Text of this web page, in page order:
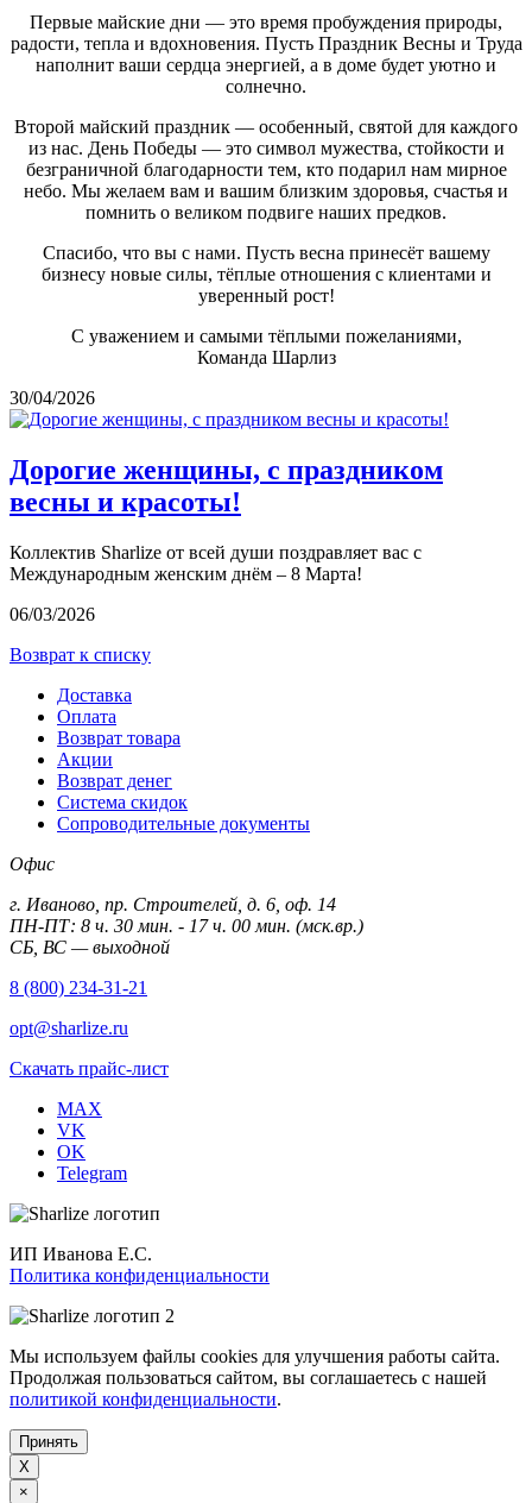
Первые майские дни — это время пробуждения природы,
радости, тепла и вдохновения. Пусть Праздник Весны и Труда
наполнит ваши сердца энергией, а в доме будет уютно и
солнечно.
Второй майский праздник — особенный, святой для каждого
из нас. День Победы — это символ мужества, стойкости и
безграничной благодарности тем, кто подарил нам мирное
небо. Мы желаем вам и вашим близким здоровья, счастья и
помнить о великом подвиге наших предков.
Спасибо, что вы с нами. Пусть весна принесёт вашему
бизнесу новые силы, тёплые отношения с клиентами и
уверенный рост!
С уважением и самыми тёплыми пожеланиями,
Команда Шарлиз
30/04/2026
Дорогие женщины, с праздником
весны и красоты!
Коллектив Sharlize от всей души поздравляет вас с
Международным женским днём – 8 Марта!
06/03/2026
Возврат к списку
Доставка
Оплата
Возврат товара
Акции
Возврат денег
Система скидок
Сопроводительные документы
Офис
г. Иваново, пр. Строителей, д. 6, оф. 14
ПН-ПТ: 8 ч. 30 мин. - 17 ч. 00 мин. (мск.вр.)
СБ, ВС — выходной
8 (800) 234-31-21
opt@sharlize.ru
Скачать прайс-лист
MAX
VK
OK
Telegram
ИП Иванова Е.С.
Политика конфиденциальности
Мы используем файлы cookies для улучшения работы сайта.
Продолжая пользоваться сайтом, вы соглашаетесь с нашей
политикой конфиденциальности.
Принять
X
×